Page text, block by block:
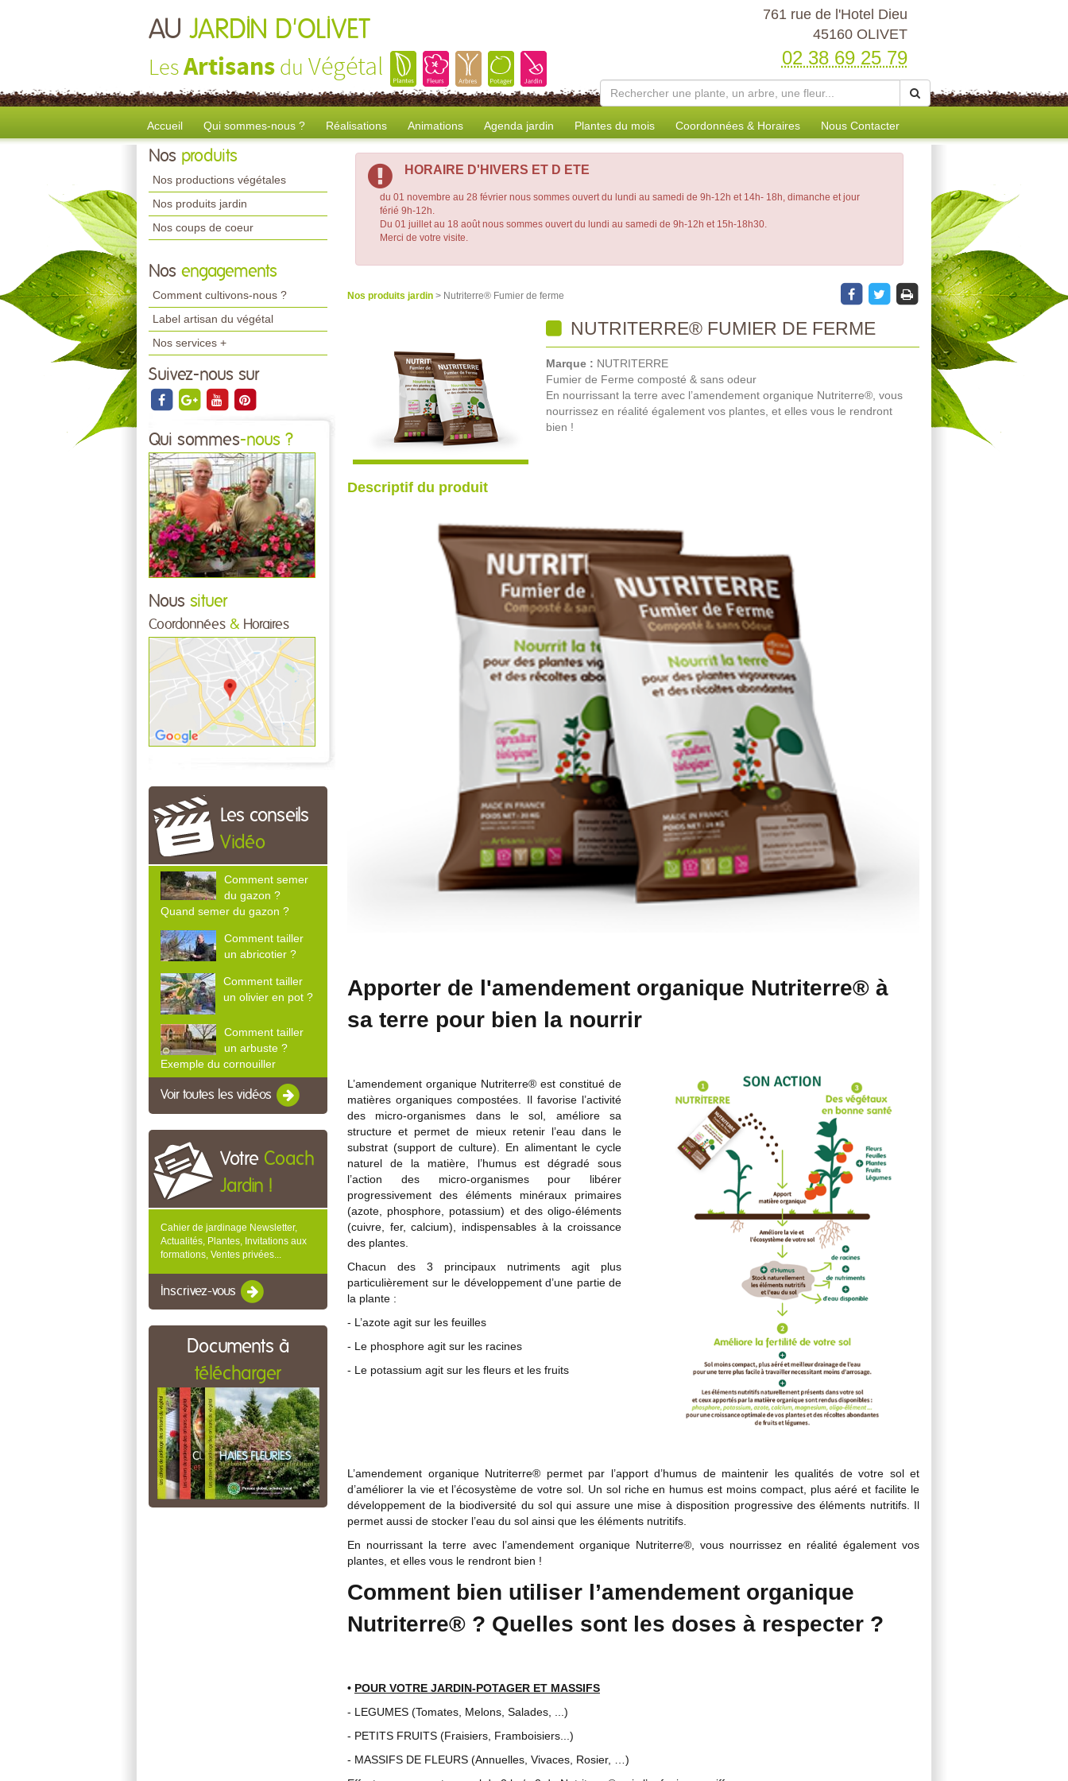
AU JARDIN D'OLIVET
LesArtisans du Végétal
761 rue de l'Hotel Dieu
45160 OLIVET
02 38 69 25 79
Accueil Qui sommes-nous ? Réalisations Animations Agenda jardin Plantes du mois Coordonnées & Horaires Nous Contacter
Nos produits
Nos productions végétales
Nos produits jardin
Nos coups de coeur
Nos engagements
Comment cultivons-nous ?
Label artisan du végétal
Nos services +
Suivez-nous sur
Qui sommes-nous ?
Nous situer
Coordonnées & Horaires
Les conseils
Vidéo
Comment semer
du gazon ?
Quand semer du gazon ?
Comment tailler
un abricotier ?
Comment tailler
un olivier en pot ?
Comment tailler
un arbuste ?
Exemple du cornouiller
Voir toutes les vidéos
Votre Coach
Jardin !
Cahier de jardinage Newsletter,
Actualités, Plantes, Invitations aux
formations, Ventes privées...
Inscrivez-vous
Documents à
télécharger
HORAIRE D'HIVERS ET D ETE
du 01 novembre au 28 février nous sommes ouvert du lundi au samedi de 9h-12h et 14h- 18h, dimanche et jour
férié 9h-12h.
Du 01 juillet au 18 août nous sommes ouvert du lundi au samedi de 9h-12h et 15h-18h30.
Merci de votre visite.
Nos produits jardin > Nutriterre® Fumier de ferme
NUTRITERRE® FUMIER DE FERME
Marque : NUTRITERRE
Fumier de Ferme composté & sans odeur
En nourrissant la terre avec l’amendement organique Nutriterre®, vous
nourrissez en réalité également vos plantes, et elles vous le rendront
bien !
Descriptif du produit
Apporter de l'amendement organique Nutriterre® à
sa terre pour bien la nourrir
L’amendement organique Nutriterre® est constitué de
matières organiques compostées. Il favorise l’activité
des micro-organismes dans le sol, améliore sa
structure et permet de mieux retenir l’eau dans le
substrat (support de culture). En alimentant le cycle
naturel de la matière, l’humus est dégradé sous
l’action des micro-organismes pour libérer
progressivement des éléments minéraux primaires
(azote, phosphore, potassium) et des oligo-éléments
(cuivre, fer, calcium), indispensables à la croissance
des plantes.
Chacun des 3 principaux nutriments agit plus
particulièrement sur le développement d’une partie de
la plante :
- L’azote agit sur les feuilles
- Le phosphore agit sur les racines
- Le potassium agit sur les fleurs et les fruits
L’amendement organique Nutriterre® permet par l’apport d’humus de maintenir les qualités de votre sol et
d’améliorer la vie et l’écosystème de votre sol. Un sol riche en humus est moins compact, plus aéré et facilite le
développement de la biodiversité du sol qui assure une mise à disposition progressive des éléments nutritifs. Il
permet aussi de stocker l’eau du sol ainsi que les éléments nutritifs.
En nourrissant la terre avec l’amendement organique Nutriterre®, vous nourrissez en réalité également vos
plantes, et elles vous le rendront bien !
Comment bien utiliser l’amendement organique
Nutriterre® ? Quelles sont les doses à respecter ?
• POUR VOTRE JARDIN-POTAGER ET MASSIFS
- LEGUMES (Tomates, Melons, Salades, ...)
- PETITS FRUITS (Fraisiers, Framboisiers...)
- MASSIFS DE FLEURS (Annuelles, Vivaces, Rosier, …)